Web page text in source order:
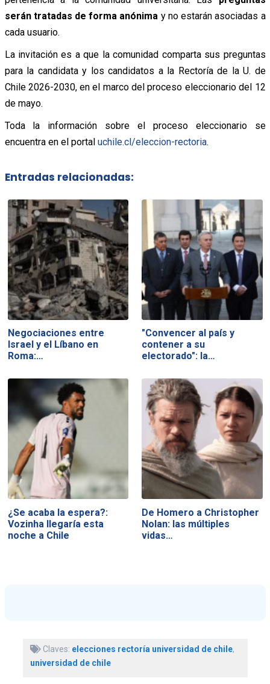
serán tratadas de forma anónima y no estarán asociadas a
cada usuario.
La invitación es a que la comunidad comparta sus preguntas
para la candidata y los candidatos a la Rectoría de la U. de
Chile 2026-2030, en el marco del proceso eleccionario del 12
de mayo.
Toda la información sobre el proceso eleccionario se
encuentra en el portal uchile.cl/eleccion-rectoria.
Entradas relacionadas:
Negociaciones entre
Israel y el Líbano en
Roma:…
"Convencer al país y
contener a su
electorado": la…
¿Se acaba la espera?:
Vozinha llegaría esta
noche a Chile
De Homero a Christopher
Nolan: las múltiples
vidas…
Claves: elecciones rectoría universidad de chile,
universidad de chile